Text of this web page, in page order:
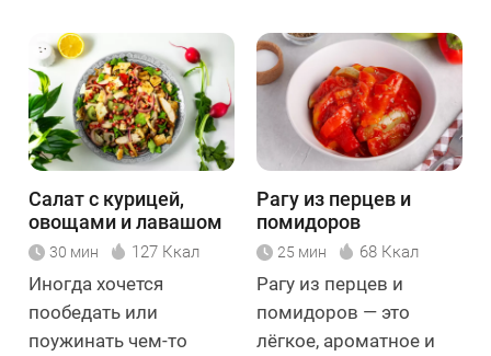
Салат с курицей,
овощами и лавашом
30 мин 127 Ккал
Иногда хочется
пообедать или
поужинать чем-то
Рагу из перцев и
помидоров
25 мин 68 Ккал
Рагу из перцев и
помидоров — это
лёгкое, ароматное и